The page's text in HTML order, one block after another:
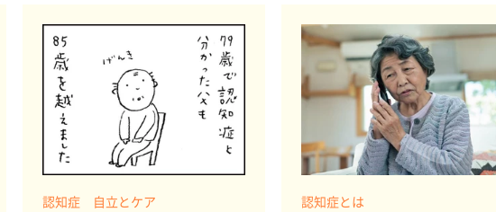
認知症 自立とケア
認知症とは